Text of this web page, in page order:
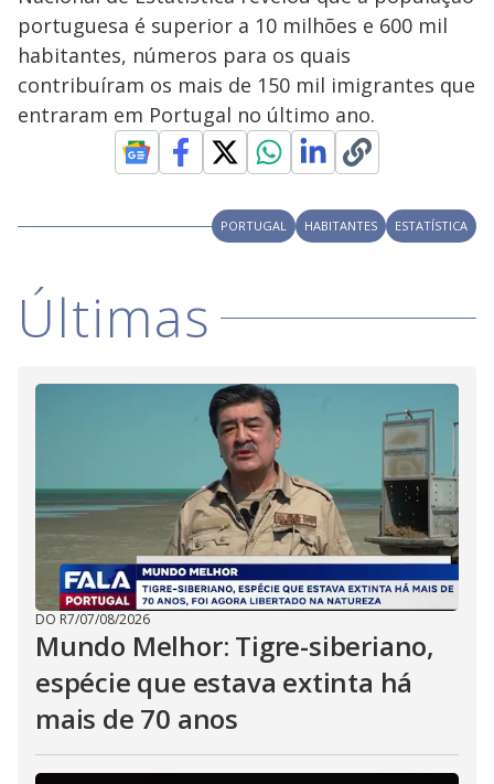
portuguesa é superior a 10 milhões e 600 mil
habitantes, números para os quais
contribuíram os mais de 150 mil imigrantes que
entraram em Portugal no último ano.
PORTUGAL HABITANTES ESTATÍSTICA
Últimas
DO R7/07/08/2026
Mundo Melhor: Tigre-siberiano,
espécie que estava extinta há
mais de 70 anos